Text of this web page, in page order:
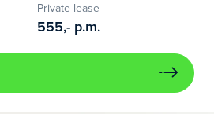
Private lease
555,- p.m.